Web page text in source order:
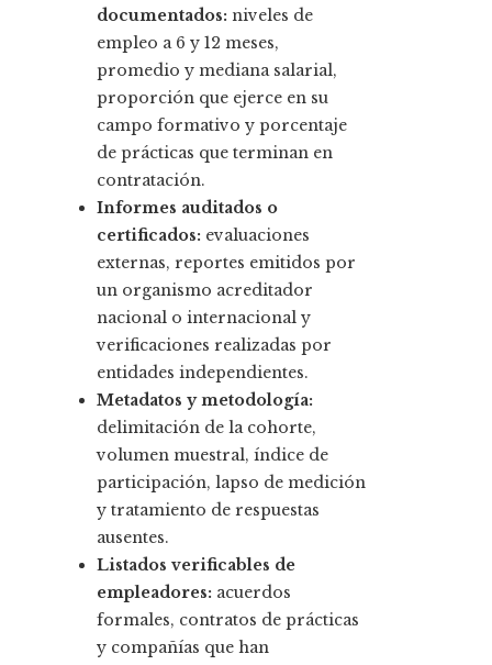
documentados: niveles de
empleo a 6 y 12 meses,
promedio y mediana salarial,
proporción que ejerce en su
campo formativo y porcentaje
de prácticas que terminan en
contratación.
Informes auditados o
certificados: evaluaciones
externas, reportes emitidos por
un organismo acreditador
nacional o internacional y
verificaciones realizadas por
entidades independientes.
Metadatos y metodología:
delimitación de la cohorte,
volumen muestral, índice de
participación, lapso de medición
y tratamiento de respuestas
ausentes.
Listados verificables de
empleadores: acuerdos
formales, contratos de prácticas
y compañías que han